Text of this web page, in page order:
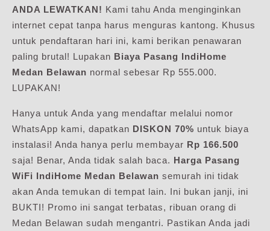
ANDA LEWATKAN! Kami tahu Anda menginginkan
internet cepat tanpa harus menguras kantong. Khusus
untuk pendaftaran hari ini, kami berikan penawaran
paling brutal! Lupakan Biaya Pasang IndiHome
Medan Belawan normal sebesar Rp 555.000.
LUPAKAN!
Hanya untuk Anda yang mendaftar melalui nomor
WhatsApp kami, dapatkan DISKON 70% untuk biaya
instalasi! Anda hanya perlu membayar Rp 166.500
saja! Benar, Anda tidak salah baca. Harga Pasang
WiFi IndiHome Medan Belawan semurah ini tidak
akan Anda temukan di tempat lain. Ini bukan janji, ini
BUKTI! Promo ini sangat terbatas, ribuan orang di
Medan Belawan sudah mengantri. Pastikan Anda jadi